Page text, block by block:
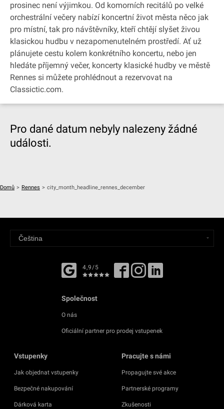
prosinec není výjimkou. Od komorních recitálů po velké
orchestrální večery nabízí koncertní život města něco jak
pro místní, tak pro návštěvníky, kteří chtějí slyšet živou
klasickou hudbu v nezapomenutelném prostředí. Ať už
plánujete cestu kolem konkrétního koncertu, nebo jen
hledáte příjemný večer, koncerty klasické hudby ve městě
Rennes si můžete prohlédnout a rezervovat na
Classictic.com.
Pro dané datum nebyly nalezeny žádné
události.
Domů > Rennes > city_month_headline_rennes_december
4,9/5
Společnost
O nás
Oficiální partner pro prodej vstupenek
Vstupenky
Jak objednat vstupenky
Bezpečné nakupování
Dárková karta
Pracujte s námi
Propagujte své akce
Partnerské programy
Zkušenosti